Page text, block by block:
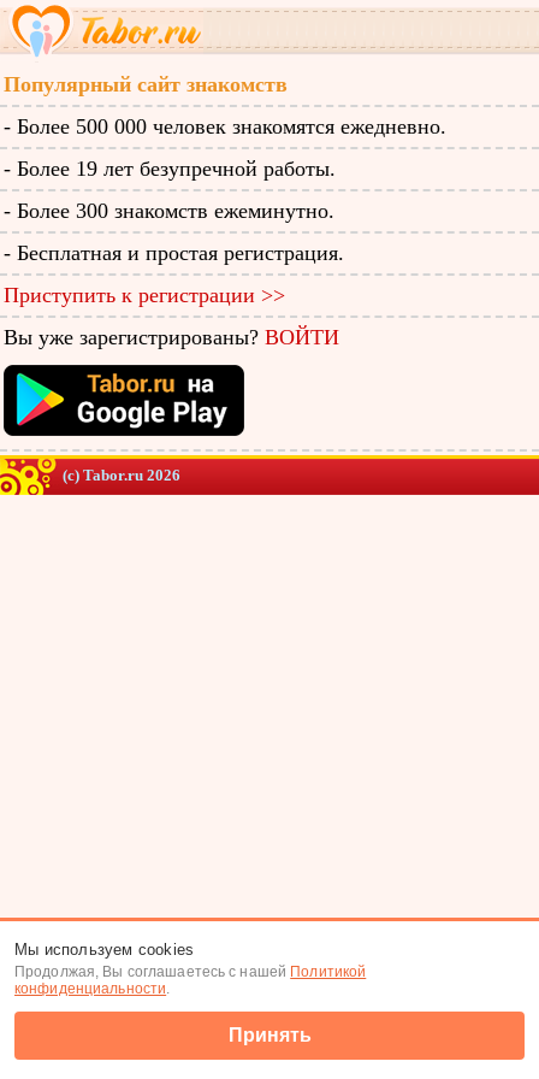
Популярный сайт знакомств
- Более 500 000 человек знакомятся ежедневно.
- Более 19 лет безупречной работы.
- Более 300 знакомств ежеминутно.
- Бесплатная и простая регистрация.
Приступить к регистрации >>
Вы уже зарегистрированы? ВОЙТИ
(c) Tabor.ru 2026
Мы используем cookies
Продолжая, Вы соглашаетесь с нашей Политикой
конфиденциальности.
Принять